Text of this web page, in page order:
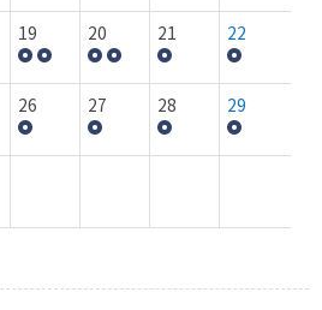
19 20 21 22
26 27 28 29